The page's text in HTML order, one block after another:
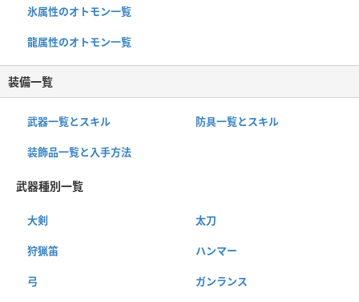
氷属性のオトモン一覧
龍属性のオトモン一覧
装備一覧
武器一覧とスキル 防具一覧とスキル
装飾品一覧と入手方法
武器種別一覧
大剣 太刀
狩猟笛 ハンマー
弓 ガンランス